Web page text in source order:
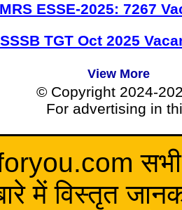
ESSE-2025: 7267
TGT Oct 2025
View More
© Copyright 2024-
For advertising in
सभी
में विस्तृत